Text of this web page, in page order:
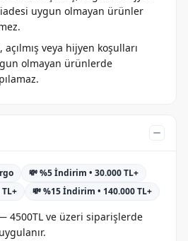
iadesi uygun olmayan ürünler
veya hijyen koşulları
olmayan ürünlerde
💸 %5 İndirim • 30.000 TL+
💸 %15 İndirim • 140.000 TL+
4500TL ve üzeri siparişlerde